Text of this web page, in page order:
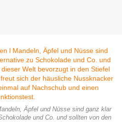
Äpfel und Nüsse sind ganz klar
und Co. und sollten von den